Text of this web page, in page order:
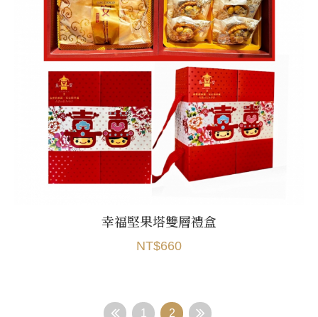
幸福堅果塔雙層禮盒
NT$660
1 2